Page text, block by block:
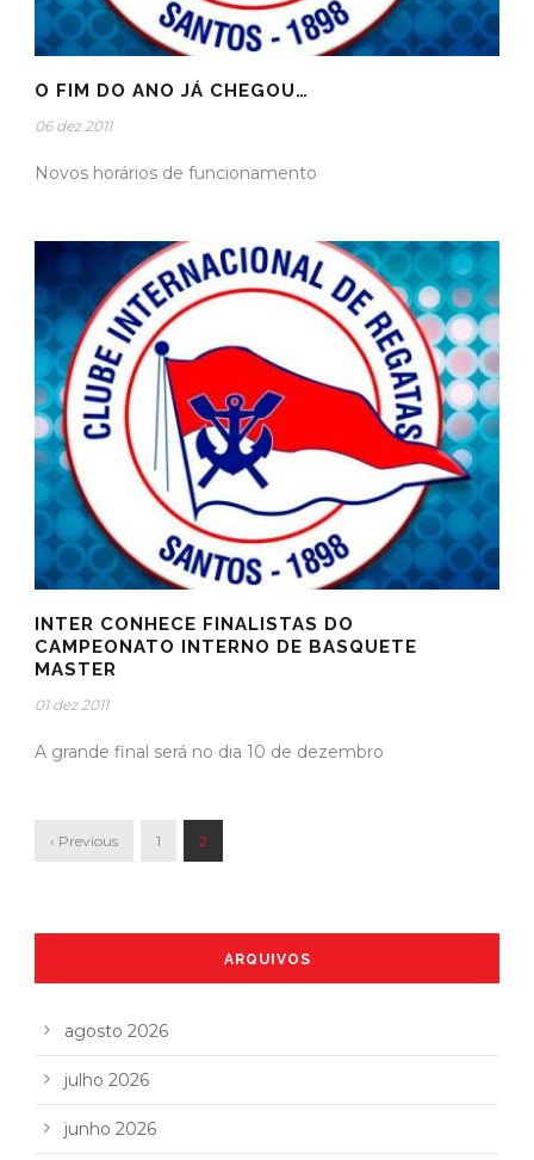
O FIM DO ANO JÁ CHEGOU…
06 dez 2011
Novos horários de funcionamento
INTER CONHECE FINALISTAS DO
CAMPEONATO INTERNO DE BASQUETE
MASTER
01 dez 2011
A grande final será no dia 10 de dezembro
‹ Previous 1 2
ARQUIVOS
agosto 2026
julho 2026
junho 2026